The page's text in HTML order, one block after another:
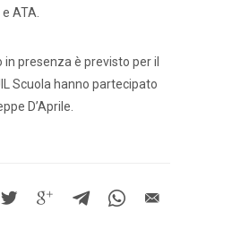
ATA.
in presenza è previsto per il
Scuola hanno partecipato
D’Aprile.